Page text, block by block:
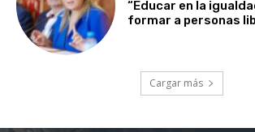
“Educar en la
formar a personas
Cargar más